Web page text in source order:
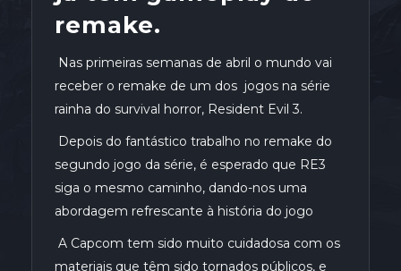
remake.
Nas primeiras semanas de abril o mundo vai
receber o remake de um dos jogos na série
rainha do survival horror, Resident Evil 3.
Depois do fantástico trabalho no remake do
segundo jogo da série, é esperado que RE3
siga o mesmo caminho, dando-nos uma
abordagem refrescante à história do jogo
A Capcom tem sido muito cuidadosa com os
materiais que têm sido tornados públicos, e